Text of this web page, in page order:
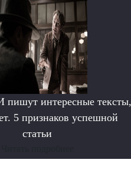
интересные тексты,
5 признаков успешной
статьи